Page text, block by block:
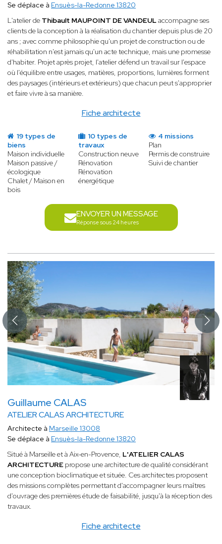
Fiche architecte
Se déplace à Ensuès-la-Redonne 13820
L'atelier de Thibault MAUPOINT DE VANDEULaccompagne ses
clients de la conception à la réalisation du chantier depuis plus de 20
ans ; avec comme philosophie qu'un projet de construction ou de
réhabilitation n'est jamais qu'un acte technique, mais une promesse
d'habiter. Projet après projet, l'atelier défend un travail sur l'espace
où l'équilibre entre usages, matières, proportions, lumières forment
des paysages (intérieurs et extérieurs) que chacun peut s'approprier
et faire vivre à sa manière.
19 types de
biens
Maison individuelle
Maison passive /
écologique
Chalet / Maison en
bois
10 types de
travaux
Construction neuve
Rénovation
Rénovation
énergétique
4 missions
Plan
Permis de construire
Suivi de chantier
ENVOYER UN MESSAGE
Réponse sous 24 heures
Guillaume CALAS
ATELIER CALAS ARCHITECTURE
Fiche architecte
Architecte à Marseille 13008
Se déplace à Ensuès-la-Redonne 13820
Situé à Marseille et à Aix-en-Provence, L'ATELIER CALAS
ARCHITECTURE propose une architecture de qualité considérant
une conception bioclimatique et située. Ces architectes proposent
des missions complètes permettant d'accompagner leurs maîtres
d'ouvrage des premières étude de faisabilité, jusqu'à la réception des
travaux.